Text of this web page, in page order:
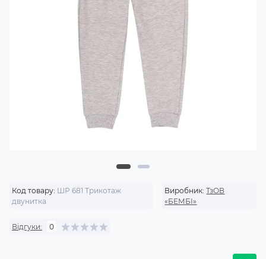
Код товару: ШР 681 Трикотаж
двунитка
Виробник: ТзОВ
«БЕМБІ»
Відгуки: 0